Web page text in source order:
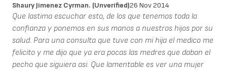
Shaury Jimenez Cyrman. (unverified)26 Nov 2014
Que lastima escuchar esto, de los que tenemos toda la
confianza y ponemos en sus manos a nuestros hijos por su
salud. Para una consulta que tuve con mi hija el medico me
felicito y me dijo que ya era pocas las medres que daban el
pecho que siguiera asi. Que lamentable es ver una mujer